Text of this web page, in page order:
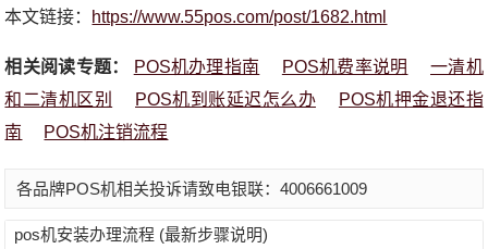
本文链接： https://www.55pos.com/post/1682.html
相关阅读专题： POS机办理指南 POS机费率说明
一清机
和二清机区别
POS机到账延迟怎么办
POS机押金退还指
南
POS机注销流程
各品牌POS机相关投诉请致电银联：4006661009
pos机安装办理流程 (最新步骤说明)